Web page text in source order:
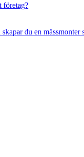
företag?
du en mässmonter